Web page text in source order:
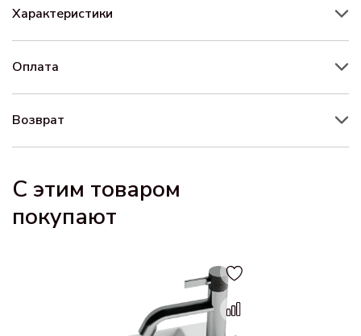
Характеристики
Оплата
Возврат
С этим товаром
покупают